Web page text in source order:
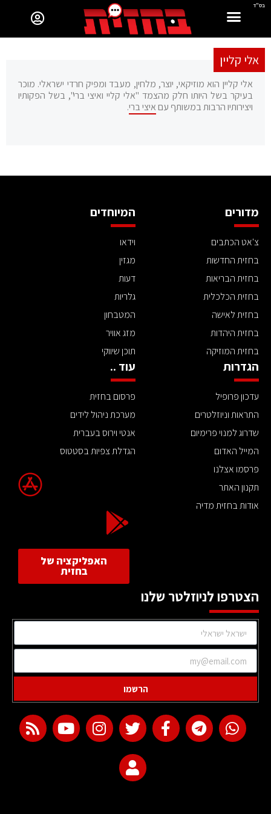
בס"ד
אלי קליין
אלי קליין הוא מוזיקאי, יוצר, מלחין, מעבד ומפיק חרדי ישראלי. מוכר
בעיקר בשל היותו חלק מהצמד "אלי קליי ואיצי ברי", בשל הפקותיו
ויצירותיו הרבות במשותף עםאיצי ברי.
מדורים
צ'אט הכתבים
בחזית החדשות
בחזית הבריאות
בחזית הכלכלית
בחזית לאישה
בחזית היהדות
בחזית המוזיקה
המיוחדים
וידאו
מגזין
דעות
גלריות
המטבחון
מזג אוויר
תוכן שיווקי
הגדרות
עדכון פרופיל
התראות וניוזלטרים
שדרוג למנוי פרימיום
המייל האדום
פרסמו אצלנו
תקנון האתר
אודות בחזית מדיה
עוד ..
פרסום בחזית
מערכת ניהול לידים
אנטי וירוס בעברית
הגדלת צפיות בסטטוס
האפליקציה של
בחזית
הצטרפו לניוזלטר שלנו
הרשמו